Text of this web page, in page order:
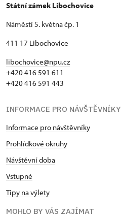
Státní zámek Libochovice
Náměstí 5. května čp. 1
411 17 Libochovice
libochovice@npu.cz
+420 416 591 611
+420 416 591 443
INFORMACE PRO NÁVŠTĚVNÍKY
Informace pro návštěvníky
Prohlídkové okruhy
Návštěvní doba
Vstupné
Tipy na výlety
MOHLO BY VÁS ZAJÍMAT